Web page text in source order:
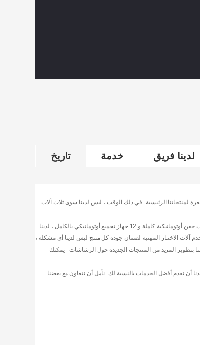
تاريخ خدمة لدينا فريق
لمنتجاتنا الرئيسية. في ذلك الوقت ، ليس لدينا سوى ثلاث آلات
الآن لدينا مجموعة كاملة من التكنولوجيا والمعدات ، بما في ذلك 10 آلات حقن أوتوماتيكية كاملة و 12 جهاز تجميع أوتوماتيكي بالكامل ، لدينا
آلات الاختبار المهنية لضمان جودة كل منتج ليس لدينا أي مشكلة ،
بتطوير المزيد من المنتجات الجديدة حول الرشاشات ، يمكنك
أن نقدم أفضل الخدمات بالنسبة لك. نأمل أن نتعاون مع بعضنا